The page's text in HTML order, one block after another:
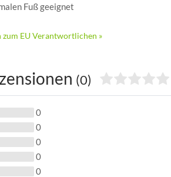
Fuß geeignet
EU Verantwortlichen »
(0)
0
0
0
0
0